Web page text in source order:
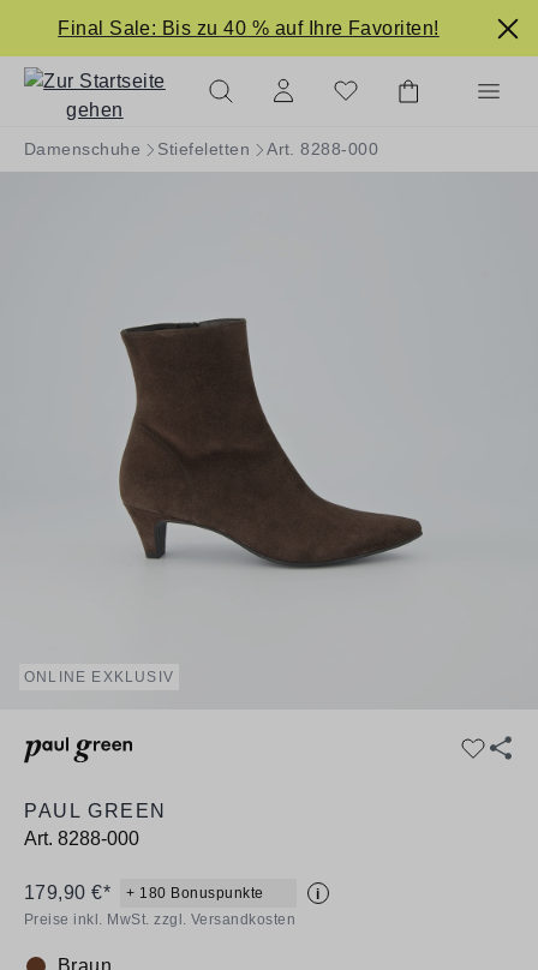
springen
Final Sale: Bis zu 40 % auf Ihre Favoriten!
Damenschuhe Stiefeletten Art. 8288-000
ONLINE EXKLUSIV
PAUL GREEN
Art. 8288-000
179,90 €* + 180 Bonuspunkte
i
Preise inkl. MwSt. zzgl. Versandkosten
Braun